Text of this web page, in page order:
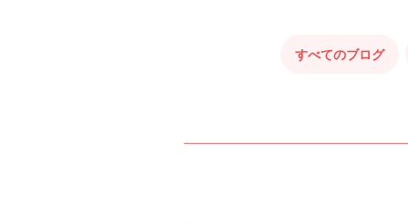
すべてのブログ